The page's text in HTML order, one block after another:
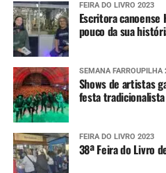
FEIRA DO LIVRO 2023
Escritora canoense
pouco da sua
SEMANA FARROUPILHA
Shows de artistas
festa tradicionalista
FEIRA DO LIVRO 2023
38ª Feira do Livro